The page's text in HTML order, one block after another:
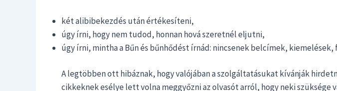
két alibibekezdés után értékesíteni,
úgy írni, hogy nem tudod, honnan hová szeretnél eljutni,
úgy írni, mintha a Bűn és bűnhődést írnád: nincsenek belcímek,
A legtöbben ott hibáznak, hogy valójában a szolgáltatásukat kívánják
cikkeknek esélye lett volna meggyőzni az olvasót arról, hogy neki szüksége